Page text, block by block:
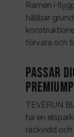
Ramen i
hållbar
förvara och
Passar
TEVERUN
ha en
räckvidd